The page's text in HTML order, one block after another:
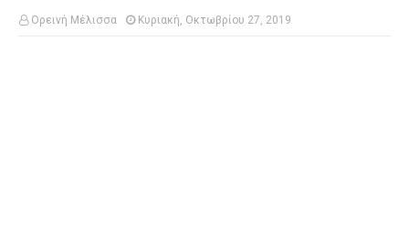
Ορεινή Μέλισσα Κυριακή, Οκτωβρίου 27, 2019